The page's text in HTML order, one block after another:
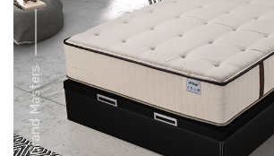
Série Grand Masters